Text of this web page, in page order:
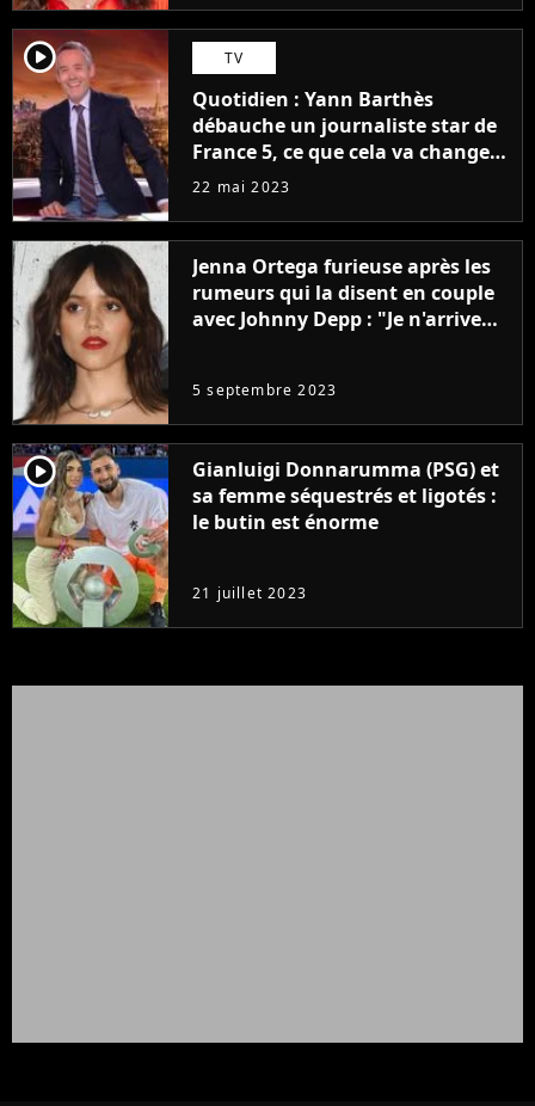
player2 TV
Quotidien : Yann Barthès
débauche un journaliste star de
France 5, ce que cela va changer
à la rentrée
22 mai 2023
Jenna Ortega furieuse après les
rumeurs qui la disent en couple
avec Johnny Depp : "Je n'arrive
5 septembre 2023
player2
Gianluigi Donnarumma (PSG) et
sa femme séquestrés et ligotés :
le butin est énorme
21 juillet 2023